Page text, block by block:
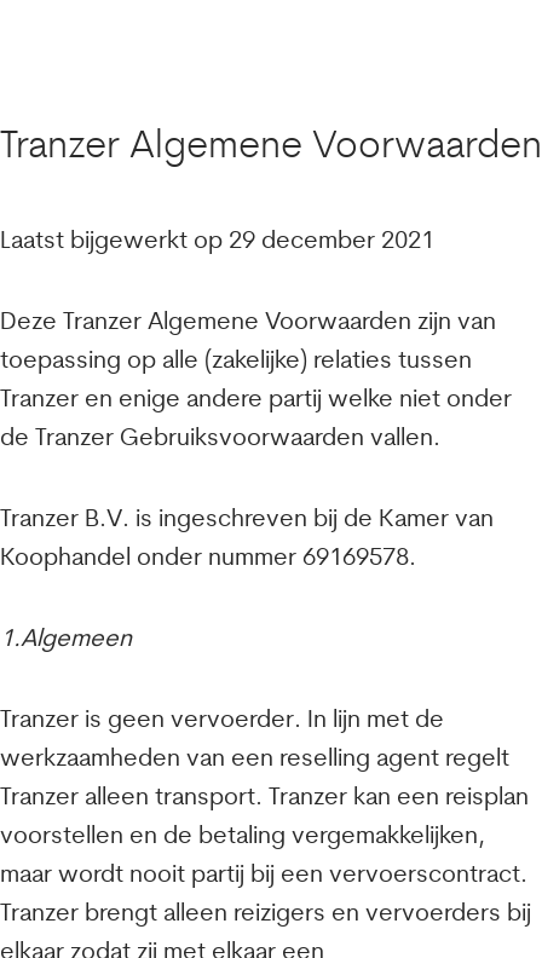
Tranzer Algemene Voorwaarden
Laatst bijgewerkt op 29 december 2021
Deze Tranzer Algemene Voorwaarden zijn van
toepassing op alle (zakelijke) relaties tussen
Tranzer en enige andere partij welke niet onder
de Tranzer Gebruiksvoorwaarden vallen.
Tranzer B.V. is ingeschreven bij de Kamer van
Koophandel onder nummer 69169578.
1.Algemeen
Tranzer is geen vervoerder. In lijn met de
werkzaamheden van een reselling agent regelt
Tranzer alleen transport. Tranzer kan een reisplan
voorstellen en de betaling vergemakkelijken,
maar wordt nooit partij bij een vervoerscontract.
Tranzer brengt alleen reizigers en vervoerders bij
elkaar zodat zij met elkaar een